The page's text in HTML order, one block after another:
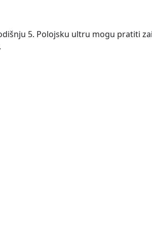
5. Polojsku ultru mogu pratiti